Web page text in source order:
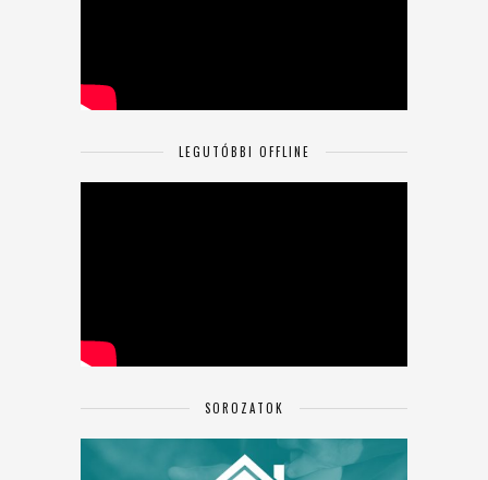
LEGUTÓBBI OFFLINE
SOROZATOK